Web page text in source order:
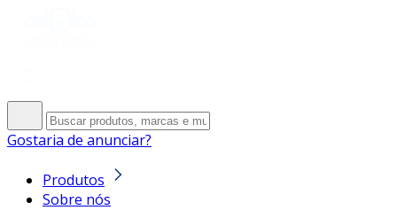
Gostaria de anunciar?
Produtos
Sobre nós